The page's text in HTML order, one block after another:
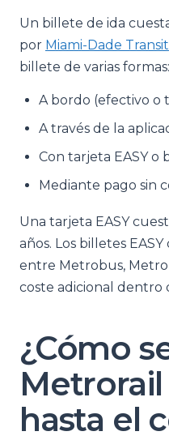
Un billete de ida
por Miami-Dade Transit
billete de varias formas:
A bordo (efectivo o
A través de la
Con tarjeta EASY o
Mediante pago sin
Una tarjeta EASY
años. Los billetes
entre Metrobus,
coste adicional dentro
¿Cómo
hasta el